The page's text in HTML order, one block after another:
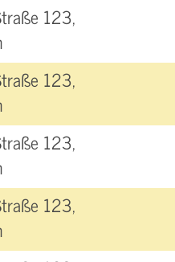
123,
123,
123,
123,